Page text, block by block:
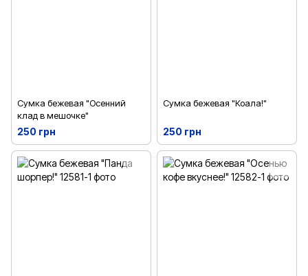
Сумка бежевая "Осенний
клад в мешочке"
250 грн
Сумка бежевая "Коала!"
250 грн